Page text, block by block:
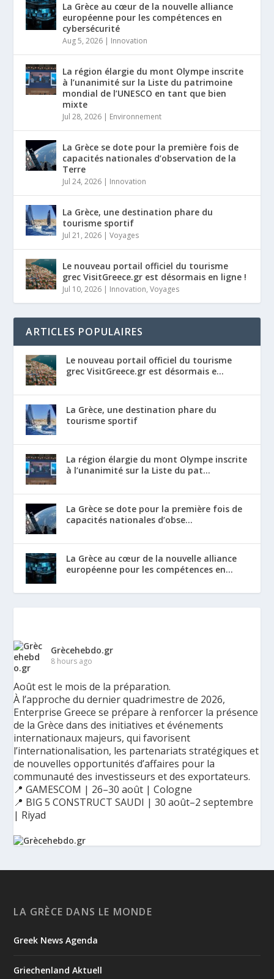
La Grèce au cœur de la nouvelle alliance
européenne pour les compétences en
cybersécurité
Aug 5, 2026 | Innovation
La région élargie du mont Olympe inscrite
à l’unanimité sur la Liste du patrimoine
mondial de l’UNESCO en tant que bien
mixte
Jul 28, 2026 | Environnement
La Grèce se dote pour la première fois de
capacités nationales d’observation de la
Terre
Jul 24, 2026 | Innovation
La Grèce, une destination phare du
tourisme sportif
Jul 21, 2026 |Voyages
Le nouveau portail officiel du tourisme
grec VisitGreece.gr est désormais en ligne !
Jul 10, 2026 | Innovation,Voyages
ARTICLES POPULAIRES
Le nouveau portail officiel du tourisme
grec VisitGreece.gr est désormais e...
La Grèce, une destination phare du
tourisme sportif
La région élargie du mont Olympe inscrite
à l’unanimité sur la Liste du pat...
La Grèce se dote pour la première fois de
capacités nationales d’obse...
La Grèce au cœur de la nouvelle alliance
européenne pour les compétences en...
Grècehebdo.gr
8 hours ago
Août est le mois de la préparation.
À l’approche du dernier quadrimestre de 2026,
Enterprise Greece se prépare à renforcer la présence
de la Grèce dans des initiatives et événements
internationaux majeurs, qui favorisent
l’internationalisation, les partenariats stratégiques et
de nouvelles opportunités d’affaires pour la
communauté des investisseurs et des exportateurs.
📍 GAMESCOM | 26–30 août | Cologne
📍 BIG 5 CONSTRUCT SAUDI | 30 août–2 septembre
| Riyad
Ελλάδας σε διεθνείς δράσεις, που ενισχύουν την
εξωστρέφεια, τις συνεργασίες και τις νέες επιχειρηματικές
GAMESCOM | 26–30 Αυγούστου| Κολωνία
Ριάντ
LA GRÈCE DANS LE MONDE
Greek News Agenda
Griechenland Aktuell